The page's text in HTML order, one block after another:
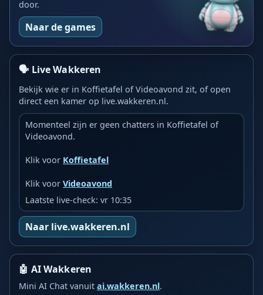
door.
Naar de games
🗣️ Live Wakkeren
Bekijk wie er in Koffietafel of Videoavond zit, of open
direct een kamer op live.wakkeren.nl.
Momenteel zijn er geen chatters in Koffietafel of
Videoavond.
Klik voor Koffietafel
Klik voorVideoavond
Laatste live-check: vr 10:35
Naar live.wakkeren.nl
🤖 AI Wakkeren
Mini AI Chat vanuitai.wakkeren.nl.